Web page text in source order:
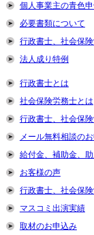
個人事業主の青色
必要書類について
行政書士、社会保
法人成り特例
行政書士とは
社会保険労務士とは
行政書士、社会保
メール無料相談の
給付金、補助金、
お客様の声
行政書士、社会保
マスコミ出演実績
取材のお申込み